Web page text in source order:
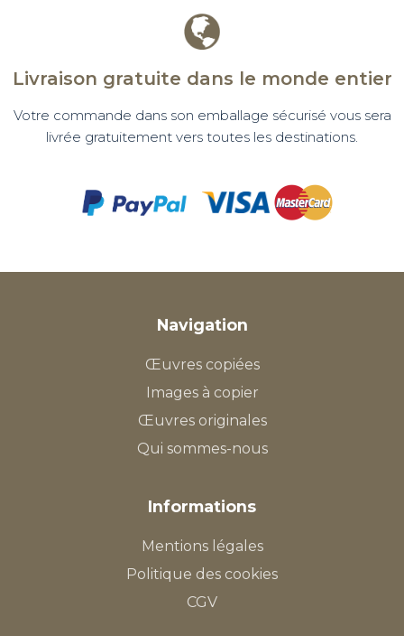
Livraison gratuite dans le monde entier
Votre commande dans son emballage sécurisé vous sera
livrée gratuitement vers toutes les destinations.
Navigation
Œuvres copiées
Images à copier
Œuvres originales
Qui sommes-nous
Informations
Mentions légales
Politique des cookies
CGV